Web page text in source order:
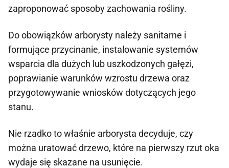
zaproponować sposoby zachowania rośliny.
Do obowiązków arborysty należy sanitarne i
formujące przycinanie, instalowanie systemów
wsparcia dla dużych lub uszkodzonych gałęzi,
poprawianie warunków wzrostu drzewa oraz
przygotowywanie wniosków dotyczących jego
stanu.
Nie rzadko to właśnie arborysta decyduje, czy
można uratować drzewo, które na pierwszy rzut oka
wydaje się skazane na usunięcie.